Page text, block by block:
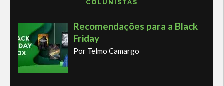
COLUNISTAS
Recomendações para a Black
Friday
Por Telmo Camargo